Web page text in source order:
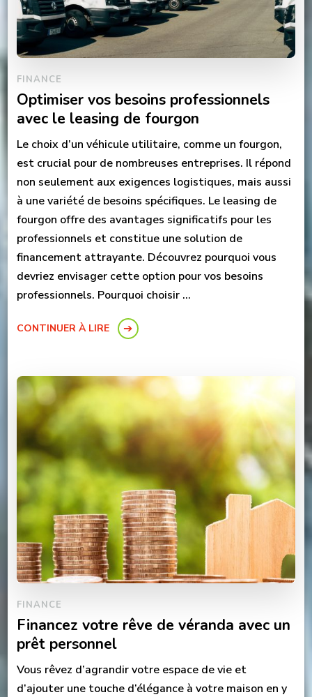
FINANCE
Optimiser vos besoins professionnels
avec le leasing de fourgon
Le choix d’un véhicule utilitaire, comme un fourgon,
est crucial pour de nombreuses entreprises. Il répond
non seulement aux exigences logistiques, mais aussi
à une variété de besoins spécifiques. Le leasing de
fourgon offre des avantages significatifs pour les
professionnels et constitue une solution de
financement attrayante. Découvrez pourquoi vous
devriez envisager cette option pour vos besoins
professionnels. Pourquoi choisir …
CONTINUER À LIRE
FINANCE
Financez votre rêve de véranda avec un
prêt personnel
Vous rêvez d’agrandir votre espace de vie et
d’ajouter une touche d’élégance à votre maison en y